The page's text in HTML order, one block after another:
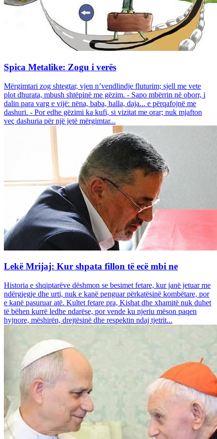
Spica Metalike: Zogu i verës
Mërgimtari zog shtegtar, vjen n’vendlindje fluturim; sjell me vete
plot dhurata, mbush shtëpinë me gëzim. - Sapo mbërrin në oborr, i
dalin para varg e vijë: nëna, baba, halla, daja... e përqafojnë me
dashuri. - Por edhe gëzimi ka kufi, si vizitat me orar; nuk mjafton
veç dashuria për një jetë mërgimtar...
Lekë Mrijaj: Kur shpata fillon të ecë mbi ne
Historia e shqiptarëve dëshmon se besimet fetare, kur janë jetuar me
ndërgjegje dhe urti, nuk e kanë penguar përkatësinë kombëtare, por
e kanë pasuruar atë. Kultet fetare pra, Kishat dhe xhamitë nuk duhet
të bëhen kurrë ledhe ndarëse, por vende ku njeriu mëson paqen
hyjnore, mëshirën, drejtësinë dhe respektin ndaj tjetrit...